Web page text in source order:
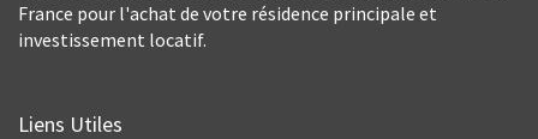
France pour l'achat de votre résidence principale et
investissement locatif.
Liens Utiles